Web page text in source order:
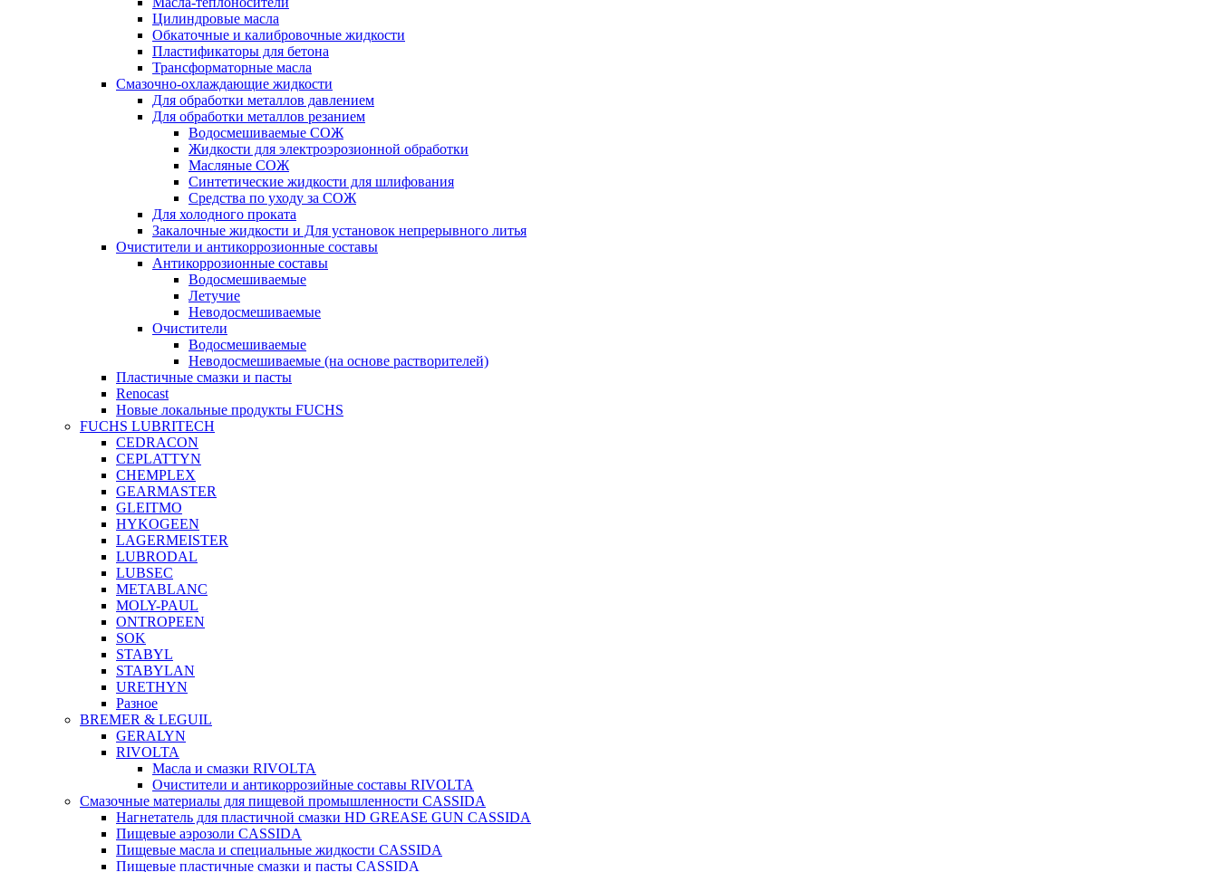
Цилиндровые масла
Обкаточные и калибровочные жидкости
Пластификаторы для бетона
Трансформаторные масла
Смазочно-охлаждающие жидкости
Для обработки металлов давлением
Для обработки металлов резанием
Водосмешиваемые СОЖ
Жидкости для электроэрозионной обработки
Масляные СОЖ
Синтетические жидкости для шлифования
Средства по уходу за СОЖ
Для холодного проката
Закалочные жидкости и Для установок непрерывного литья
Очистители и антикоррозионные составы
Антикоррозионные составы
Водосмешиваемые
Летучие
Неводосмешиваемые
Очистители
Водосмешиваемые
Неводосмешиваемые (на основе растворителей)
Пластичные смазки и пасты
Renocast
Новые локальные продукты FUCHS
FUCHS LUBRITECH
CEDRACON
CEPLATTYN
CHEMPLEX
GEARMASTER
GLEITMO
HYKOGEEN
LAGERMEISTER
LUBRODAL
LUBSEC
METABLANC
MOLY-PAUL
ONTROPEEN
SOK
STABYL
STABYLAN
URETHYN
Разное
BREMER & LEGUIL
GERALYN
RIVOLTA
Масла и смазки RIVOLTA
Очистители и антикоррозийные составы RIVOLTA
Смазочные материалы для пищевой промышленности CASSIDA
Нагнетатель для пластичной смазки HD GREASE GUN CASSIDA
Пищевые аэрозоли CASSIDA
Пищевые масла и специальные жидкости CASSIDA
Пищевые пластичные смазки и пасты CASSIDA